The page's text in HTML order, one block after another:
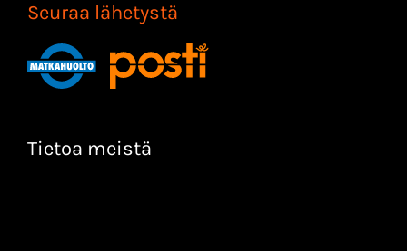
Seuraa lähetystä
Tietoa meistä